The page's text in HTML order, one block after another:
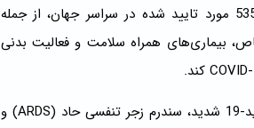
جهانی SARS-CoV-2 همچنان ادامه دارد. تا 18 ژوئن 2022، بیش از 535،863،950 مورد تایید شده در سراسر جهان، از جمله
خاص، بیماری‌های همراه سلامت و فعالیت بدنی
مطالعات قبلی نشان داده اند که دیابت شیرین (DM) با افزایش خطر ابتلا به کووید-19 شدید، سندرم زجر تنفسی حاد (ARDS) و